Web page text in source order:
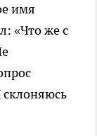
имя
«Что же с